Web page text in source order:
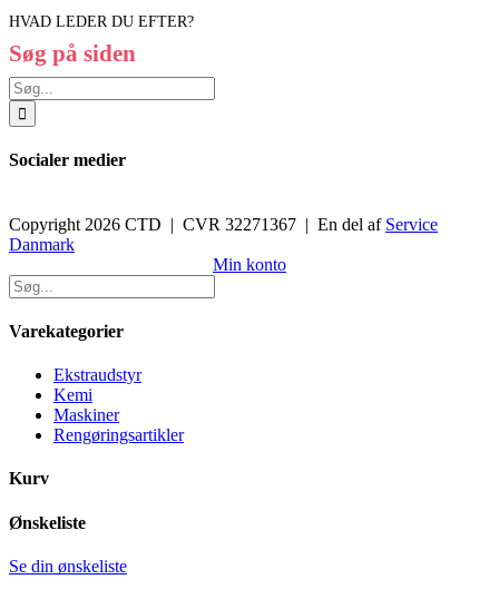
HVAD LEDER DU EFTER?
Søg på siden
Søg
efter:
Socialer medier
Copyright 2026 CTD | CVR 32271367 | En del af Service
Danmark
Sliding
Bar
Area
Min konto
Varekategorier
Ekstraudstyr
Kemi
Maskiner
Rengøringsartikler
Kurv
Ønskeliste
Se din ønskeliste